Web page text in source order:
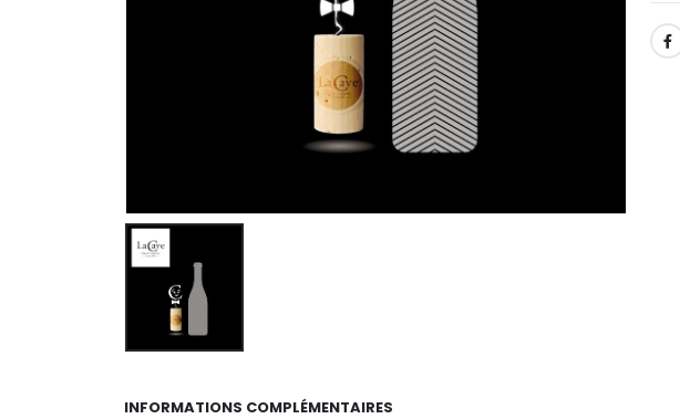
INFORMATIONS COMPLÉMENTAIRES